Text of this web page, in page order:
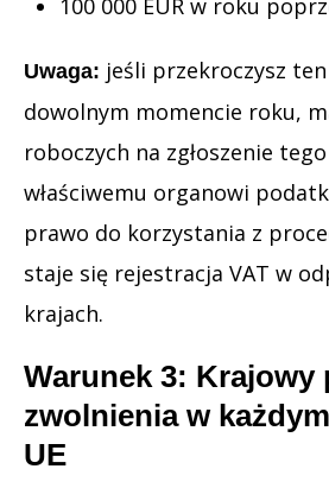
100 000 EUR w roku
Uwaga: jeśli przekroczysz
dowolnym momencie roku,
roboczych na zgłoszenie
właściwemu organowi
prawo do korzystania z
staje się rejestracja VAT w
krajach.
Warunek 3: Krajowy
zwolnienia w
UE